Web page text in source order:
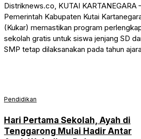
Distriknews.co, KUTAI KARTANEGARA
Pemerintah Kabupaten Kutai
(Kukar) memastikan program
sekolah gratis untuk siswa jenjang SD
SMP tetap dilaksanakan pada tahun
Pendidikan
Hari Pertama Sekolah, Ayah di
Tenggarong Mulai Hadir Antar